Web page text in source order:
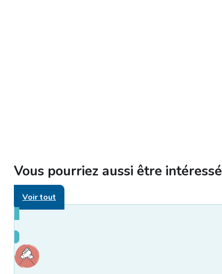
Vous pourriez aussi être
Voir tout